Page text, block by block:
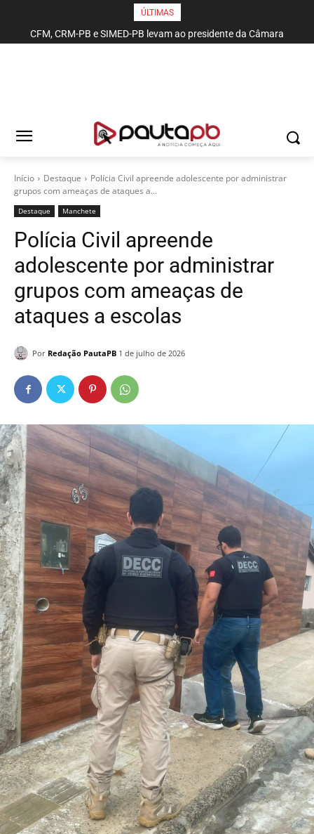
ÚLTIMAS
CFM, CRM-PB e SIMED-PB levam ao presidente da Câmara
pautas sobre proficiência médica, piso salarial e violência contra
Início Destaque
Polícia Civil apreende adolescente por administrar
grupos com ameaças de ataques a...
Destaque Manchete
Polícia Civil apreende
adolescente por administrar
grupos com ameaças de
ataques a escolas
Por Redação PautaPB 1 de julho de 2026